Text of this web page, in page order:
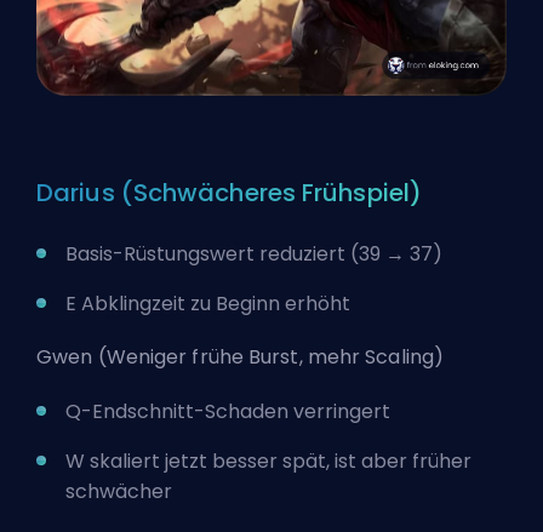
Darius (Schwächeres Frühspiel)
Basis-Rüstungswert reduziert (39 → 37)
E Abklingzeit zu Beginn erhöht
Gwen (Weniger frühe Burst, mehr Scaling)
Q-Endschnitt-Schaden verringert
W skaliert jetzt besser spät, ist aber früher
schwächer